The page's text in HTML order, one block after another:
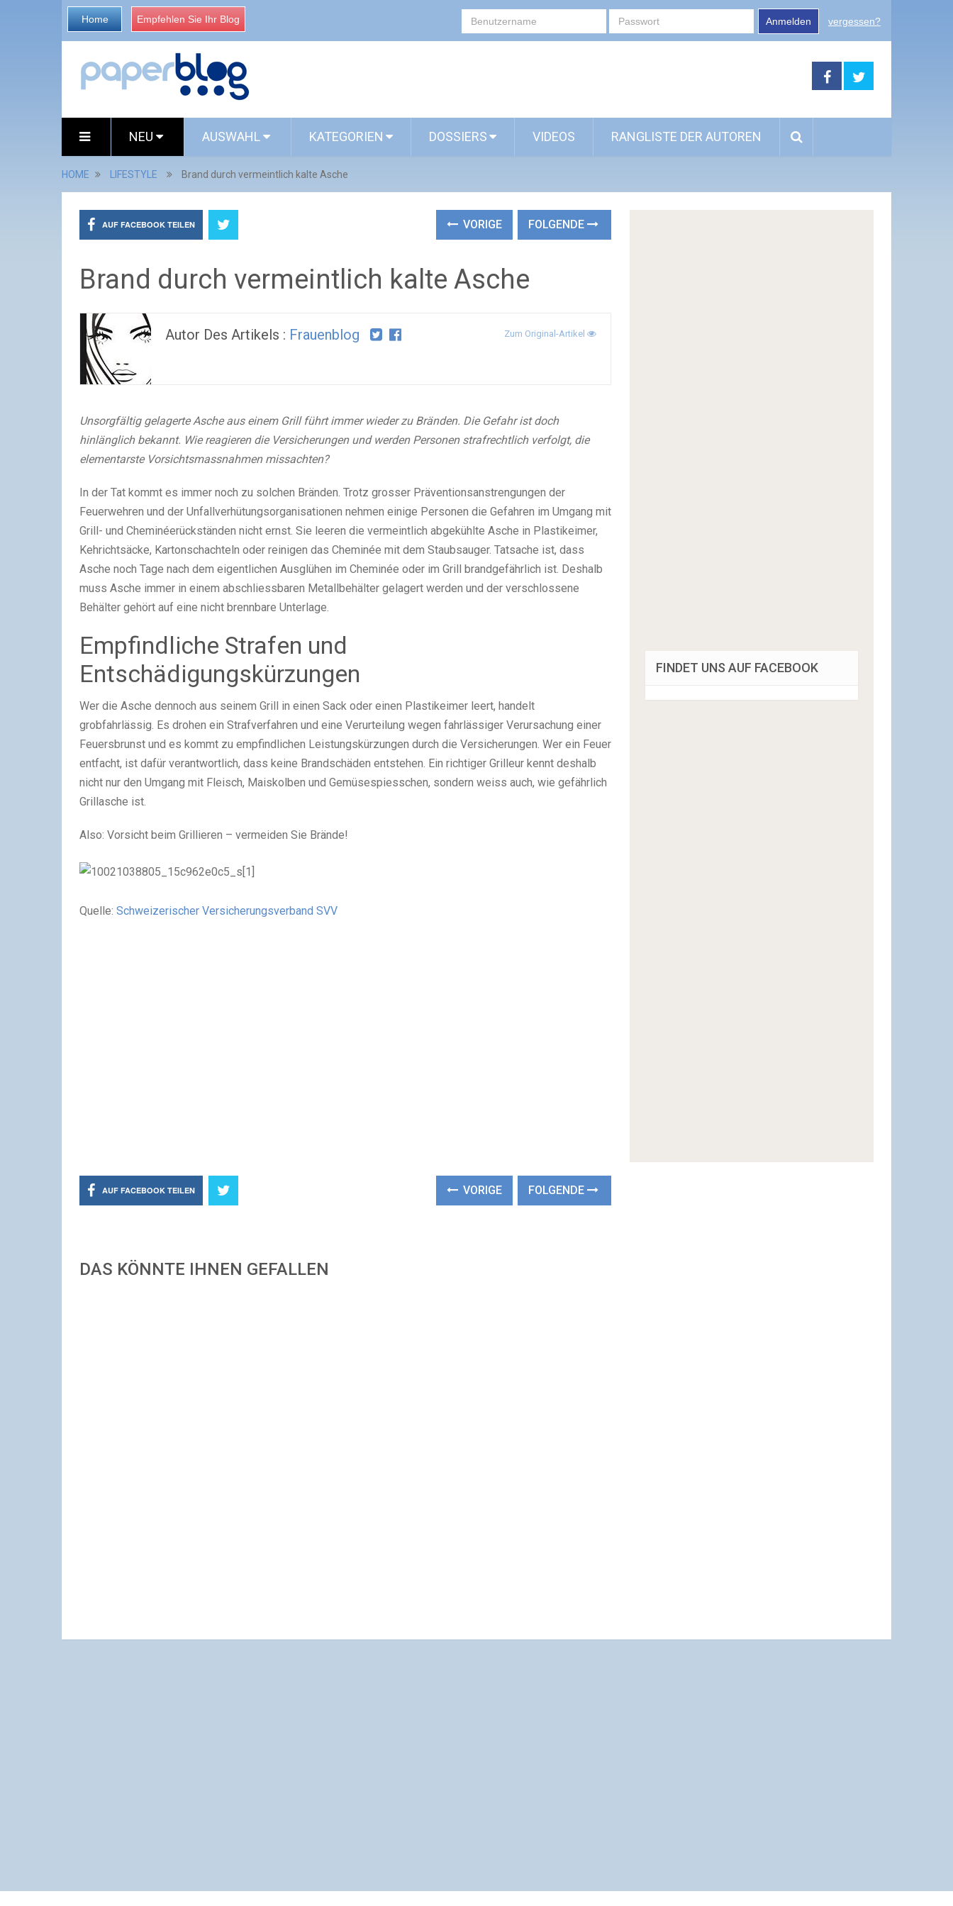
Home Empfehlen Sie Ihr Blog Anmelden vergessen?
NEU AUSWAHL KATEGORIEN DOSSIERS VIDEOS RANGLISTE DER AUTOREN
HOME LIFESTYLE Brand durch vermeintlich kalte Asche
AUF FACEBOOK TEILEN VORIGE FOLGENDE
Brand durch vermeintlich kalte Asche
Autor Des Artikels : Frauenblog Zum Original-Artikel
Unsorgfältig gelagerte Asche aus einem Grill führt immer wieder zu Bränden. Die Gefahr ist doch
hinlänglich bekannt. Wie reagieren die Versicherungen und werden Personen strafrechtlich verfolgt, die
elementarste Vorsichtsmassnahmen missachten?
In der Tat kommt es immer noch zu solchen Bränden. Trotz grosser Präventionsanstrengungen der
Feuerwehren und der Unfallverhütungsorganisationen nehmen einige Personen die Gefahren im Umgang mit
Grill- und Cheminéerückständen nicht ernst. Sie leeren die vermeintlich abgekühlte Asche in Plastikeimer,
Kehrichtsäcke, Kartonschachteln oder reinigen das Cheminée mit dem Staubsauger. Tatsache ist, dass
Asche noch Tage nach dem eigentlichen Ausglühen im Cheminée oder im Grill brandgefährlich ist. Deshalb
muss Asche immer in einem abschliessbaren Metallbehälter gelagert werden und der verschlossene
Behälter gehört auf eine nicht brennbare Unterlage.
Empfindliche Strafen und
Entschädigungskürzungen
Wer die Asche dennoch aus seinem Grill in einen Sack oder einen Plastikeimer leert, handelt
grobfahrlässig. Es drohen ein Strafverfahren und eine Verurteilung wegen fahrlässiger Verursachung einer
Feuersbrunst und es kommt zu empfindlichen Leistungskürzungen durch die Versicherungen. Wer ein Feuer
entfacht, ist dafür verantwortlich, dass keine Brandschäden entstehen. Ein richtiger Grilleur kennt deshalb
nicht nur den Umgang mit Fleisch, Maiskolben und Gemüsespiesschen, sondern weiss auch, wie gefährlich
Grillasche ist.
Also: Vorsicht beim Grillieren – vermeiden Sie Brände!
Quelle: Schweizerischer Versicherungsverband SVV
AUF FACEBOOK TEILEN VORIGE FOLGENDE
DAS KÖNNTE IHNEN GEFALLEN
FINDET UNS AUF FACEBOOK